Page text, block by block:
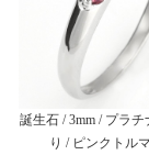
誕生石 / 3mm / プラチ
り / ピンクトル